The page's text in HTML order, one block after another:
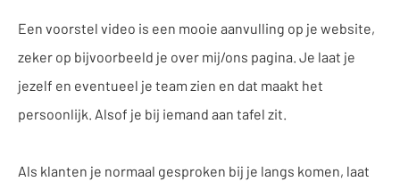
Een voorstel video is een mooie aanvulling op je website,
zeker op bijvoorbeeld je over mij/ons pagina. Je laat je
jezelf en eventueel je team zien en dat maakt het
persoonlijk. Alsof je bij iemand aan tafel zit.
Als klanten je normaal gesproken bij je langs komen, laat